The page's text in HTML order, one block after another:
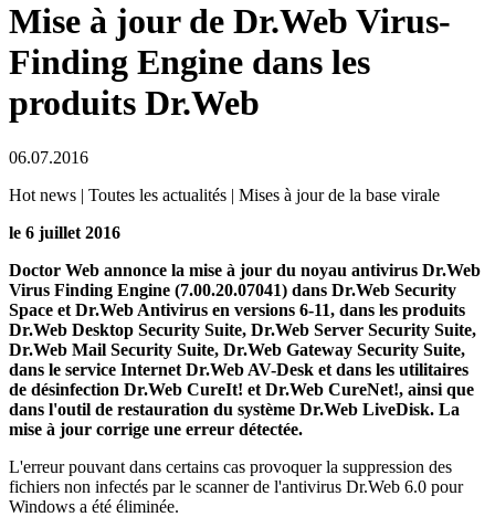
Mise à jour de Dr.Web Virus-
Finding Engine dans les
produits Dr.Web
06.07.2016
Hot news | Toutes les actualités | Mises à jour de la base virale
le 6 juillet 2016
Doctor Web annonce la mise à jour du noyau antivirus Dr.Web
Virus Finding Engine (7.00.20.07041) dans Dr.Web Security
Space et Dr.Web Antivirus en versions 6-11, dans les produits
Dr.Web Desktop Security Suite, Dr.Web Server Security Suite,
Dr.Web Mail Security Suite, Dr.Web Gateway Security Suite,
dans le service Internet Dr.Web AV-Desk et dans les utilitaires
de désinfection Dr.Web CureIt! et Dr.Web CureNet!, ainsi que
dans l'outil de restauration du système Dr.Web LiveDisk. La
mise à jour corrige une erreur détectée.
L'erreur pouvant dans certains cas provoquer la suppression des
fichiers non infectés par le scanner de l'antivirus Dr.Web 6.0 pour
Windows a été éliminée.